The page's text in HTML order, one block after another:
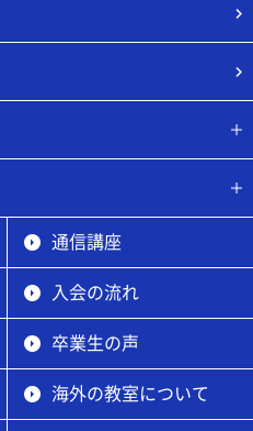
通信講座
入会の流れ
卒業生の声
海外の教室について